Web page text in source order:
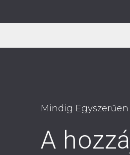
Mindig Egyszerűen
A